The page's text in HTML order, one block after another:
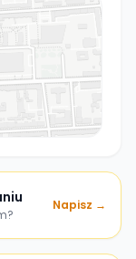
Napisz →